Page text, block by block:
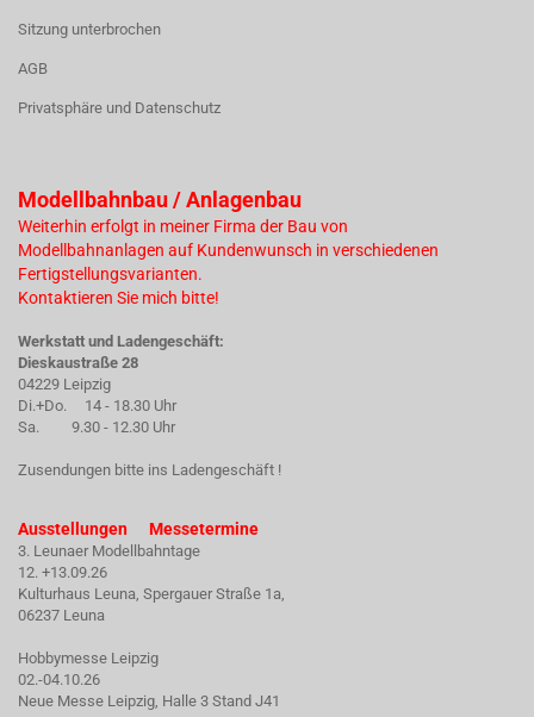
Sitzung unterbrochen
AGB
Privatsphäre und Datenschutz
Modellbahnbau / Anlagenbau
Weiterhin erfolgt in meiner Firma der Bau von
Modellbahnanlagen auf Kundenwunsch in verschiedenen
Fertigstellungsvarianten.
Kontaktieren Sie mich bitte!
Werkstatt und Ladengeschäft:
Dieskaustraße 28
04229 Leipzig
Di.+Do. 14 - 18.30 Uhr
Sa. 9.30 - 12.30 Uhr
Zusendungen bitte ins Ladengeschäft !
Ausstellungen Messetermine
3. Leunaer Modellbahntage
12. +13.09.26
Kulturhaus Leuna, Spergauer Straße 1a,
06237 Leuna
Hobbymesse Leipzig
02.-04.10.26
Neue Messe Leipzig, Halle 3 Stand J41